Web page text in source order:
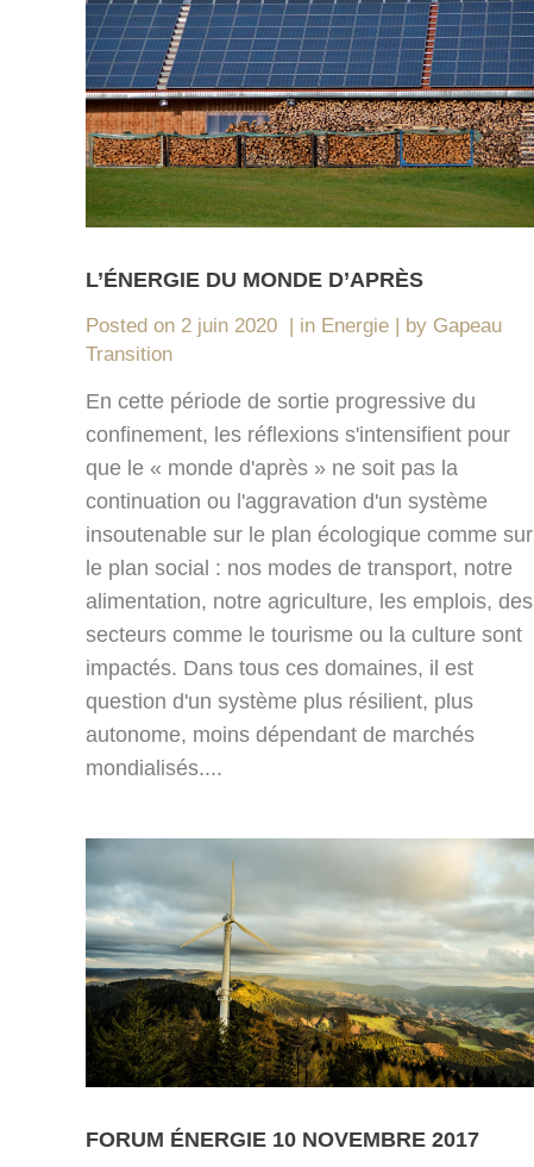
L’ÉNERGIE DU MONDE D’APRÈS
Posted on 2 juin 2020 in Energie by Gapeau
Transition
En cette période de sortie progressive du
confinement, les réflexions s'intensifient pour
que le « monde d'après » ne soit pas la
continuation ou l'aggravation d'un système
insoutenable sur le plan écologique comme sur
le plan social : nos modes de transport, notre
alimentation, notre agriculture, les emplois, des
secteurs comme le tourisme ou la culture sont
impactés. Dans tous ces domaines, il est
question d'un système plus résilient, plus
autonome, moins dépendant de marchés
mondialisés....
FORUM ÉNERGIE 10 NOVEMBRE 2017